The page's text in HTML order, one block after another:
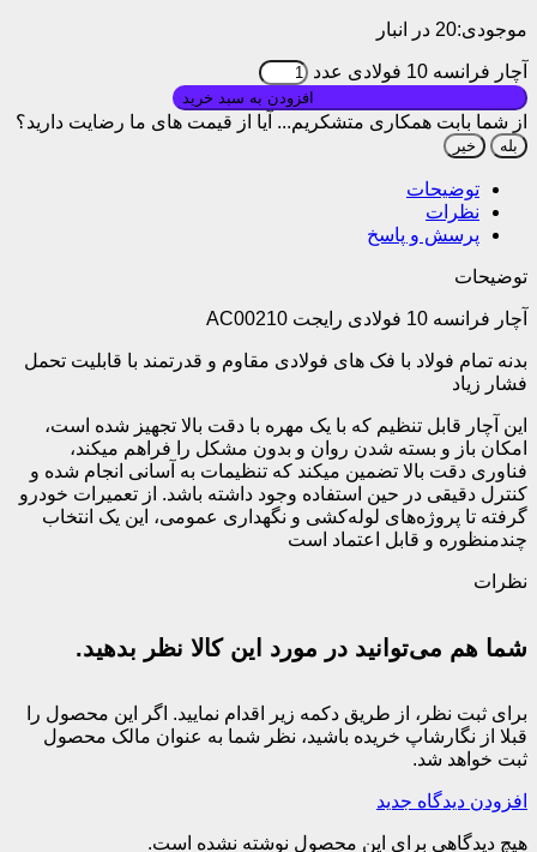
موجودی:20 در انبار
آچار فرانسه 10 فولادی عدد
از شما بابت همکاری متشکریم... آیا از قیمت های ما رضایت دارید؟
بله خیر
توضیحات
نظرات
پرسش و پاسخ
توضیحات
آچار فرانسه 10 فولادی رایجت AC00210
بدنه تمام فولاد با فک های فولادی مقاوم و قدرتمند با قابلیت تحمل
فشار زیاد
این آچار قابل تنظیم که با یک مهره با دقت بالا تجهیز شده است،
امکان باز و بسته شدن روان و بدون مشکل را فراهم میکند،
فناوری دقت بالا تضمین میکند که تنظیمات به آسانی انجام شده و
کنترل دقیقی در حین استفاده وجود داشته باشد. از تعمیرات خودرو
گرفته تا پروژه‌های لوله‌کشی و نگهداری عمومی، این یک انتخاب
چندمنظوره و قابل اعتماد است
نظرات
شما هم می‌توانید در مورد این کالا نظر بدهید.
برای ثبت نظر، از طریق دکمه زیر اقدام نمایید. اگر این محصول را
قبلا از نگارشاپ خریده باشید، نظر شما به عنوان مالک محصول
ثبت خواهد شد.
افزودن دیدگاه جدید
هیچ دیدگاهی برای این محصول نوشته نشده است.